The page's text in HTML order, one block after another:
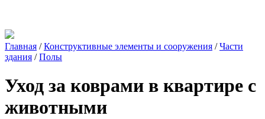
Главная /Конструктивные элементы и сооружения /Части
здания /Полы
Уход за коврами в квартире с
животными